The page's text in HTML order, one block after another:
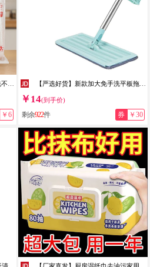
￥6
￥14(到手价)
剩余922件 券 ￥30